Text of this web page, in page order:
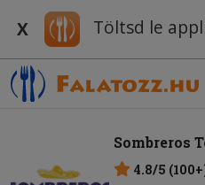
X Töltsd le
Sombreros
4.8/5